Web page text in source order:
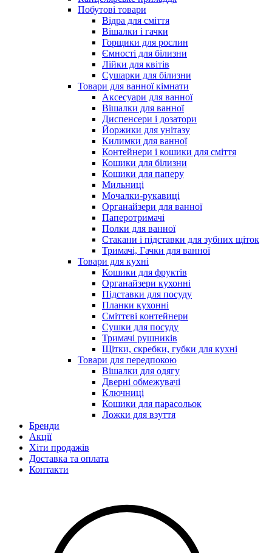
Побутові товари
Відра для сміття
Вішалки і гачки
Горщики для рослин
Ємності для білизни
Лійки для квітів
Сушарки для білизни
Товари для ванної кімнати
Аксесуари для ванної
Вішалки для ванної
Диспенсери і дозатори
Йоржики для унітазу
Килимки для ванної
Контейнери і кошики для сміття
Кошики для білизни
Кошики для паперу
Мильниці
Мочалки-рукавиці
Органайзери для ванної
Паперотримачі
Полки для ванної
Стакани і підставки для зубних щіток
Тримачі, Гачки для ванної
Товари для кухні
Кошики для фруктів
Органайзери кухонні
Підставки для посуду
Планки кухонні
Сміттєві контейнери
Сушки для посуду
Тримачі рушників
Щітки, скребки, губки для кухні
Товари для передпокою
Вішалки для одягу
Дверні обмежувачі
Ключниці
Кошики для парасольок
Ложки для взуття
Бренди
Акції
Хіти продажів
Доставка та оплата
Контакти